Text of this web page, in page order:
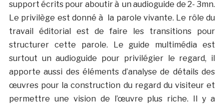
support écrits pour aboutir à un audioguide de 2- 3mn.
Le privilège est donné à la parole vivante. Le rôle du
travail éditorial est de faire les transitions pour
structurer cette parole. Le guide multimédia est
surtout un audioguide pour privilégier le regard, il
apporte aussi des éléments d’analyse de détails des
œuvres pour la construction du regard du visiteur et
permettre une vision de l’œuvre plus riche. Il y a